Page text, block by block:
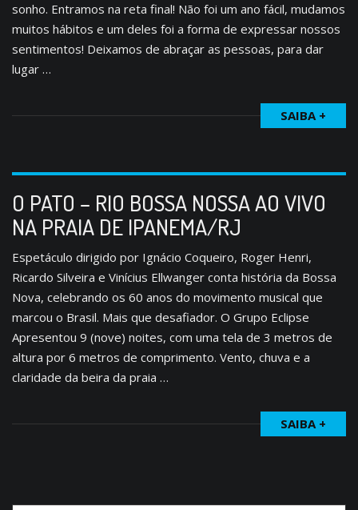
sonho. Entramos na reta final! Não foi um ano fácil, mudamos
muitos hábitos e um deles foi a forma de expressar nossos
sentimentos! Deixamos de abraçar as pessoas, para dar
lugar …
SAIBA +
O PATO – RIO BOSSA NOSSA AO VIVO
NA PRAIA DE IPANEMA/RJ
Espetáculo dirigido por Ignácio Coqueiro, Roger Henri,
Ricardo Silveira e Vinícius Ellwanger conta história da Bossa
Nova, celebrando os 60 anos do movimento musical que
marcou o Brasil. Mais que desafiador. O Grupo Eclipse
Apresentou 9 (nove) noites, com uma tela de 3 metros de
altura por 6 metros de comprimento. Vento, chuva e a
claridade da beira da praia …
SAIBA +